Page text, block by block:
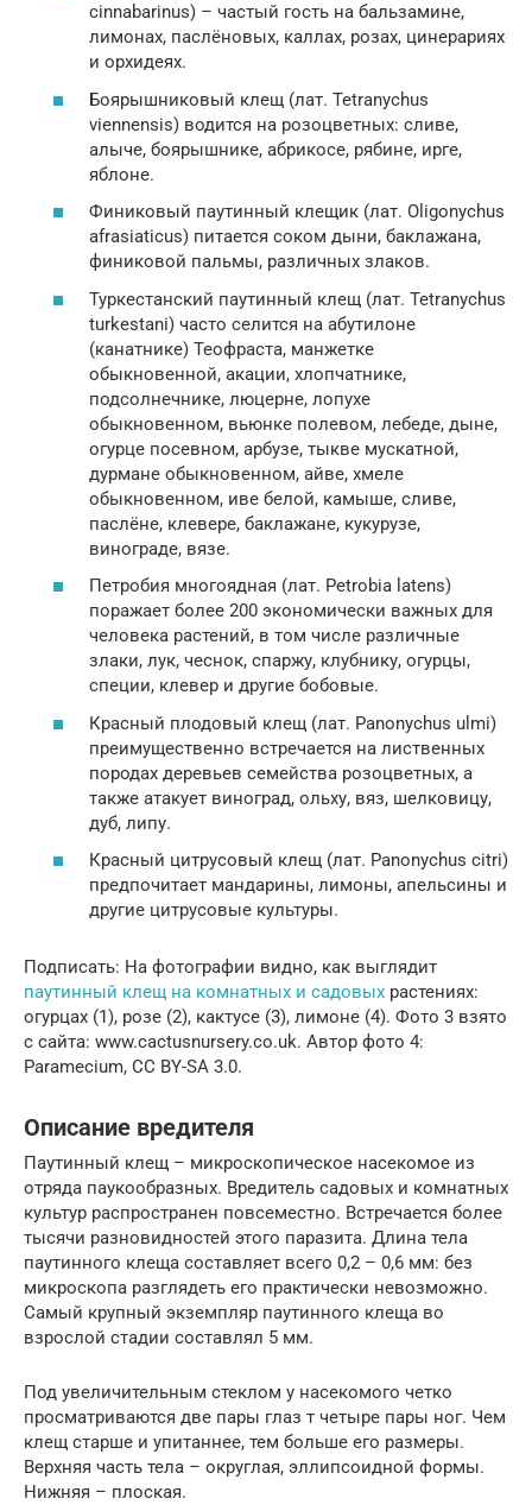
cinnabarinus) – частый гость на бальзамине,
лимонах, паслёновых, каллах, розах, цинерариях
и орхидеях.
Боярышниковый клещ (лат. Tetranychus
viennensis) водится на розоцветных: сливе,
алыче, боярышнике, абрикосе, рябине, ирге,
яблоне.
Финиковый паутинный клещик (лат. Oligonychus
afrasiaticus) питается соком дыни, баклажана,
финиковой пальмы, различных злаков.
Туркестанский паутинный клещ (лат. Tetranychus
turkestani) часто селится на абутилоне
(канатнике) Теофраста, манжетке
обыкновенной, акации, хлопчатнике,
подсолнечнике, люцерне, лопухе
обыкновенном, вьюнке полевом, лебеде, дыне,
огурце посевном, арбузе, тыкве мускатной,
дурмане обыкновенном, айве, хмеле
обыкновенном, иве белой, камыше, сливе,
паслёне, клевере, баклажане, кукурузе,
винограде, вязе.
Петробия многоядная (лат. Petrobia latens)
поражает более 200 экономически важных для
человека растений, в том числе различные
злаки, лук, чеснок, спаржу, клубнику, огурцы,
специи, клевер и другие бобовые.
Красный плодовый клещ (лат. Panonychus ulmi)
преимущественно встречается на лиственных
породах деревьев семейства розоцветных, а
также атакует виноград, ольху, вяз, шелковицу,
дуб, липу.
Красный цитрусовый клещ (лат. Panonychus citri)
предпочитает мандарины, лимоны, апельсины и
другие цитрусовые культуры.
Подписать: На фотографии видно, как выглядит
паутинный клещ на комнатных и садовых растениях:
огурцах (1), розе (2), кактусе (3), лимоне (4). Фото 3 взято
с сайта: www.cactusnursery.co.uk. Автор фото 4:
Paramecium, CC BY-SA 3.0.
Описание вредителя
Паутинный клещ – микроскопическое насекомое из
отряда паукообразных. Вредитель садовых и комнатных
культур распространен повсеместно. Встречается более
тысячи разновидностей этого паразита. Длина тела
паутинного клеща составляет всего 0,2 – 0,6 мм: без
микроскопа разглядеть его практически невозможно.
Самый крупный экземпляр паутинного клеща во
взрослой стадии составлял 5 мм.
Под увеличительным стеклом у насекомого четко
просматриваются две пары глаз т четыре пары ног. Чем
клещ старше и упитаннее, тем больше его размеры.
Верхняя часть тела – округлая, эллипсоидной формы.
Нижняя – плоская.